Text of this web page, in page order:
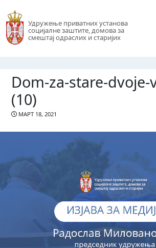
Удружење приватних установа
социјалне заштите, домова за
смештај одраслих и старијих
Dom-za-stare-dvoje-
(10)
МАРТ 18, 2021